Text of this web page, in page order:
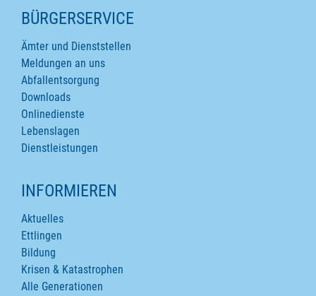
SEITENINHALTE
BÜRGERSERVICE
Ämter und Dienststellen
Meldungen an uns
Abfallentsorgung
Downloads
Onlinedienste
Lebenslagen
Dienstleistungen
INFORMIEREN
Aktuelles
Ettlingen
Bildung
Krisen & Katastrophen
Alle Generationen